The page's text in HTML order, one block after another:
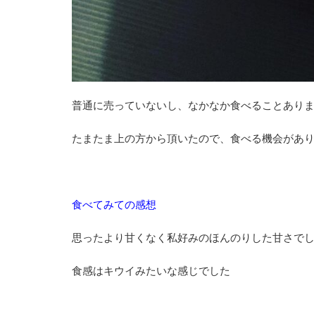
普通に売っていないし、なかなか食べることあり
たまたま上の方から頂いたので、食べる機会があり
食べてみての感想
思ったより甘くなく私好みのほんのりした甘さで
食感はキウイみたいな感じでした